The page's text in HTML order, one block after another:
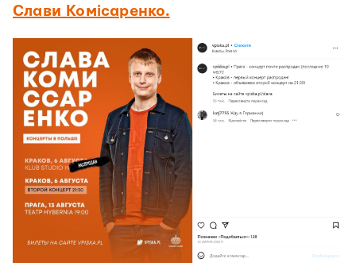
Слави Комісаренко.